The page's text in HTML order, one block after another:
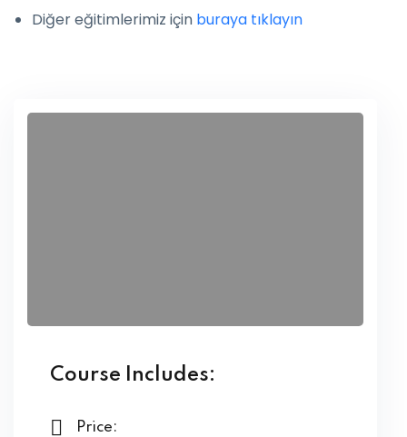
Diğer eğitimlerimiz için buraya tıklayın
Course Includes:
Price: